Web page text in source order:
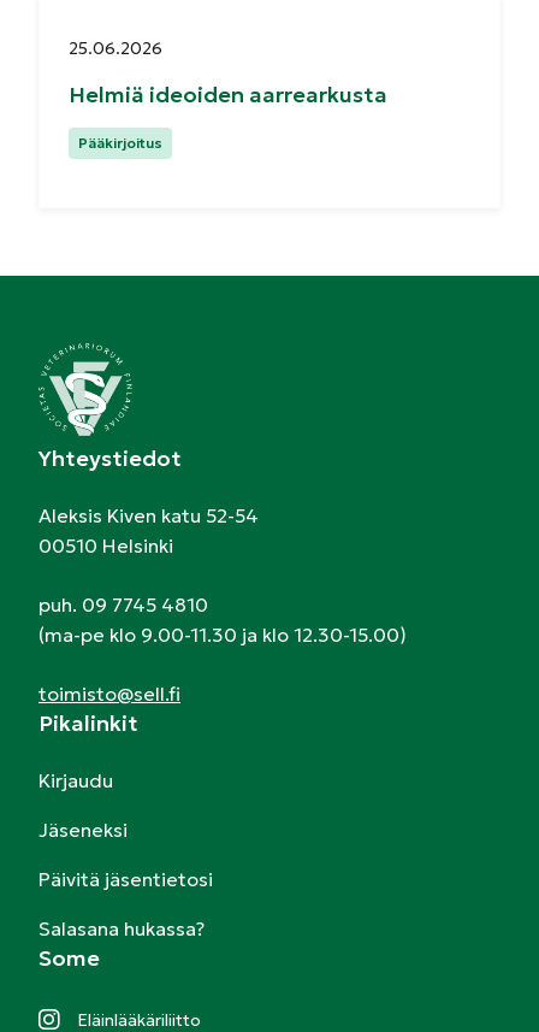
Helmiä ideoiden aarrearkusta
Julkaistu:
25.06.2026
Kategoriat:
Pääkirjoitus
Yhteystiedot
Aleksis Kiven katu 52-54
00510 Helsinki
puh. 09 7745 4810
(ma-pe klo 9.00-11.30 ja klo 12.30-15.00)
toimisto@sell.fi
Pikalinkit
Kirjaudu
Jäseneksi
Päivitä jäsentietosi
Salasana hukassa?
Some
Eläinlääkäriliitto